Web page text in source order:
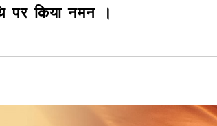
पर किया नमन ।